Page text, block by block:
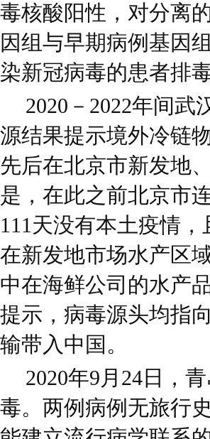
毒核酸阳性，对分离
因组与早期病例基因
染新冠病毒的患者排毒
2020－2022年间
源结果提示境外冷链
先后在北京市新发地
是，在此之前北京市
111天没有本土疫情
在新发地市场水产区
中在海鲜公司的水产
提示，病毒源头均指
输带入中国。
2020年9月24日，
毒。两例病例无旅行